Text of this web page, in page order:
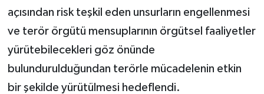
açısından risk teşkil eden unsurların engellenmesi
ve terör örgütü mensuplarının örgütsel faaliyetler
yürütebilecekleri göz önünde
bulundurulduğundan terörle mücadelenin etkin
bir şekilde yürütülmesi hedeflendi.